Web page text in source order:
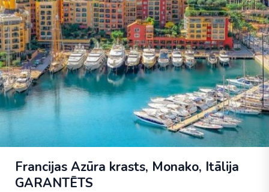
Francijas Azūra krasts, Monako, Itālija
GARANTĒTS